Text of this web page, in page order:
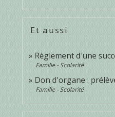
Et aussi
Règlement d'une
Famille - Scolarité
Don d'organe :
Famille - Scolarité